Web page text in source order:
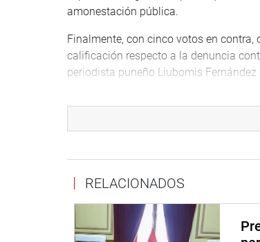
amonestación pública.
Finalmente, con cinco votos en
calificación respecto a la denuncia
periodista puneño Liubomis Fernández
por lo tanto, debería quedar
de treinta días de legislatura.
La comisión reprogramó la audiencia
Cultura, Gisela Ortiz Perea, contra el
Igualmente, los congresistas
del expediente 003-2021-2022/CEP-
RELACIONADOS